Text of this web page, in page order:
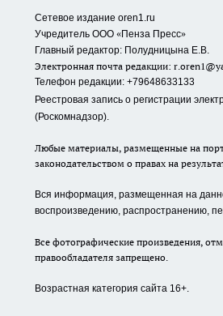
Сетевое издание oren1.ru
Учредитель ООО «Пенза Пресс»
Главный редактор: Полудницына Е.В.
Электронная почта редакции:
Телефон редакции: +79648633133
Реестровая запись о регистрации
(Роскомнадзор).
Любые материалы, размещенные на
законодательством о правах на
Вся информация, размещенная на
воспроизведению, распространению,
Все фотографические произведения,
правообладателя запрещено.
Возрастная категория сайта 16+.